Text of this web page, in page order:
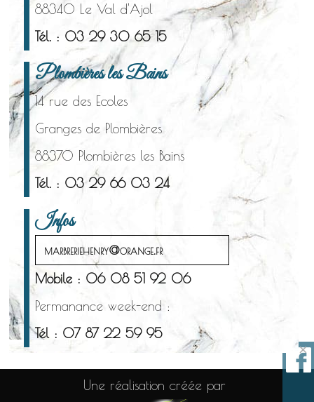
88340 Le Val d'Ajol
Tél. : 03 29 30 65 15
Plombières les Bains
14 rue des Ecoles
Granges de Plombières
88370 Plombières les Bains
Tél. : 03 29 66 03 24
Infos
marbreriehenry@orange.fr
Mobile : 06 08 51 92 06
Permanance week-end :
Tél : 07 87 22 59 95
Une réalisation créée par
×